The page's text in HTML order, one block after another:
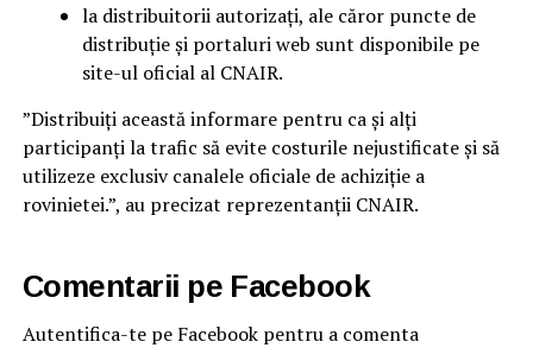
la distribuitorii autorizați, ale căror puncte de
distribuție și portaluri web sunt disponibile pe
site-ul oficial al CNAIR.
”Distribuiți această informare pentru ca și alți
participanți la trafic să evite costurile nejustificate și să
utilizeze exclusiv canalele oficiale de achiziție a
rovinietei.”, au precizat reprezentanții CNAIR.
Comentarii pe Facebook
Autentifica-te pe Facebook pentru a comenta